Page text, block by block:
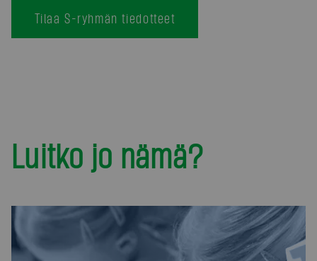
Tilaa S-ryhmän tiedotteet
Luitko jo nämä?